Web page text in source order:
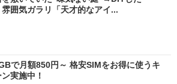
気ガラリ「天才的なアイ...
で月額850円～ 格安SIMをお得に使うキ
実施中！